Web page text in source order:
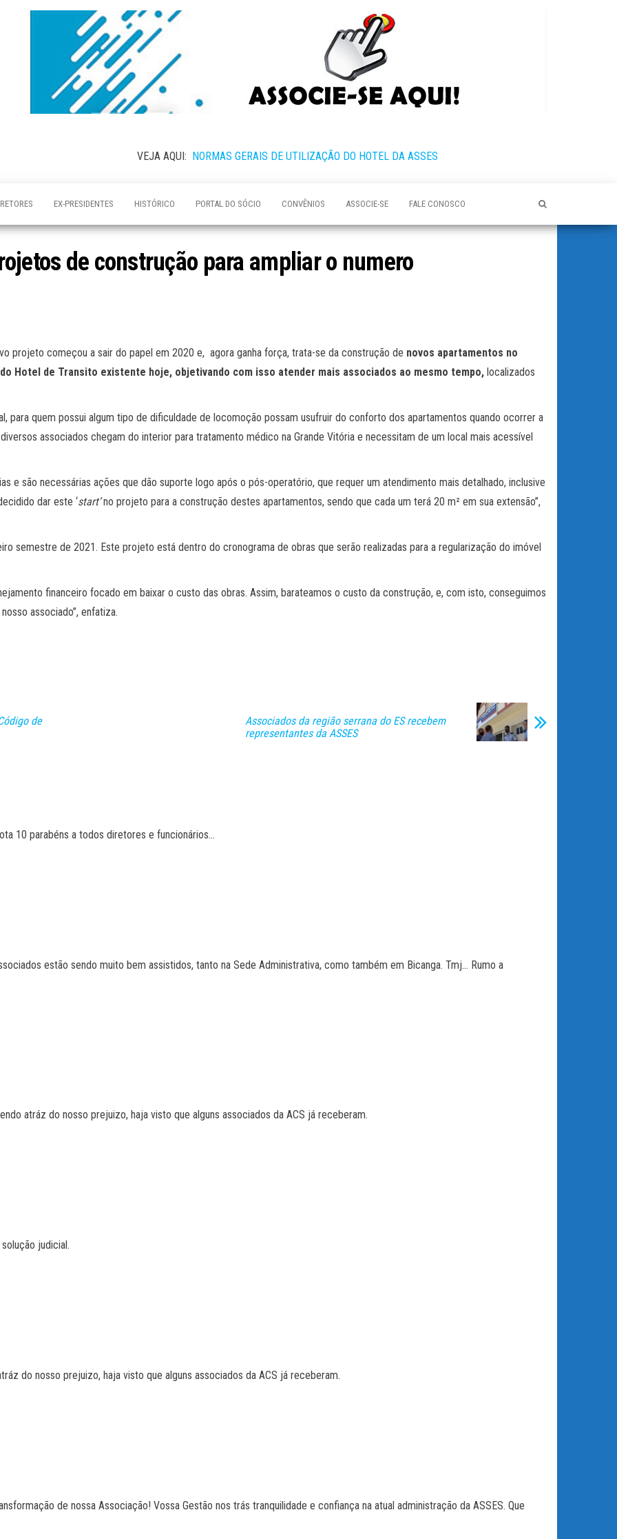
VEJA AQUI: NORMAS GERAIS DE UTILIZAÇÃO DO HOTEL DA ASSES
EX-PRESIDENTES HISTÓRICO PORTAL DO SÓCIO CONVÊNIOS ASSOCIE-SE FALE CONOSCO
de construção para ampliar o numero
projeto começou a sair do papel em 2020 e, agora ganha força, trata-se da construção de novos apartamentos no
Hotel de Transito existente hoje, objetivando com isso atender mais associados ao mesmo tempo, localizados
para quem possui algum tipo de dificuldade de locomoção possam usufruir do conforto dos apartamentos quando ocorrer a
associados chegam do interior para tratamento médico na Grande Vitória e necessitam de um local mais acessível
e são necessárias ações que dão suporte logo após o pós-operatório, que requer um atendimento mais detalhado, inclusive
dar este ‘start’no projeto para a construção destes apartamentos, sendo que cada um terá 20 m² em sua extensão”,
semestre de 2021. Este projeto está dentro do cronograma de obras que serão realizadas para a regularização do imóvel
financeiro focado em baixar o custo das obras. Assim, barateamos o custo da construção, e, com isto, conseguimos
associado”, enfatiza.
de
Associados da região serrana do ES recebem
representantes da ASSES
10 parabéns a todos diretores e funcionários…
estão sendo muito bem assistidos, tanto na Sede Administrativa, como também em Bicanga. Tmj… Rumo a
atráz do nosso prejuizo, haja visto que alguns associados da ACS já receberam.
judicial.
do nosso prejuizo, haja visto que alguns associados da ACS já receberam.
de nossa Associação! Vossa Gestão nos trás tranquilidade e confiança na atual administração da ASSES. Que